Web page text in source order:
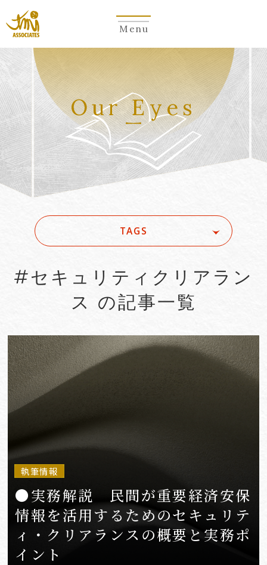
Menu
Our Eyes
TAGS
#Account seizure
#ACRA
#aerospace
#AFCP
#Agentic AI
#Agreements
#AI
#AI Governance
#セキュリティクリアラン
ス の記事一覧
執筆情報
●実務解説 民間が重要経済安保
情報を活用するためのセキュリテ
ィ・クリアランスの概要と実務ポ
イント